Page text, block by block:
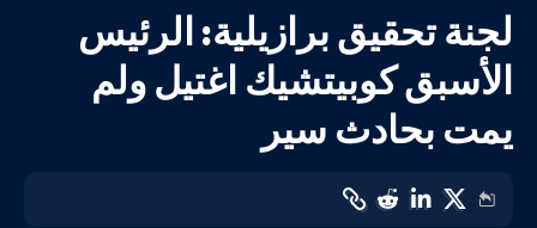
لجنة تحقيق برازيلية: الرئيس
الأسبق كوبيتشيك اغتيل ولم
يمت بحادث سير